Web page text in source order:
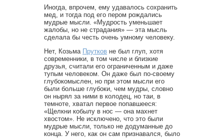
Иногда, впрочем, ему удавалось сохранить
мед, и тогда под его пером рождались
мудрые мысли. «Мудрость уменьшает
жалобы, но не страдания» — эта мысль
сделала бы честь очень умному человеку.
Нет, Козьма Прутков не был глуп, хотя
современники, в том числе и близкие
друзья, считали его ограниченным и даже
тупым человеком. Он даже был по-своему
глубокомыслен, но при этом мысли его
были больше глубоки, чем мудры, словно
он нырял за ними в колодец, но таи, в
темноте, хватал первое попавшееся:
«Щелкни кобылу в нос — она махнет
хвостом». Не исключено, что это были
мудрые мысли, только не додуманные до
конца. У него, как он сам признавался, было